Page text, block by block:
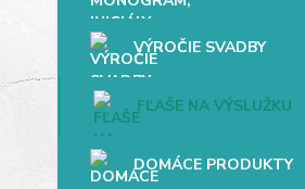
VÝROČIE SVADBY
FĽAŠE NA VÝSLUŽKU
DOMÁCE PRODUKTY